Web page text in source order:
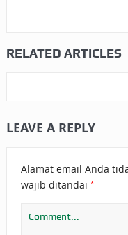
RELATED ARTICLES
LEAVE A REPLY
Alamat email Anda
wajib ditandai *